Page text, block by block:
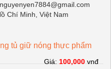
nguyenyen7884@gmail.com
Chí Minh, Việt Nam
tủ giữ nóng thực phẩm
Giá:100,000vnđ